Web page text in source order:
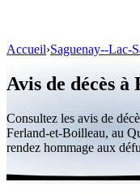
Personnalités publiques
Québec
Canada
International
Accueil›Saguenay--Lac-
Avis de décès
Consultez les avis de
Ferland-et-Boilleau, au
rendez hommage aux